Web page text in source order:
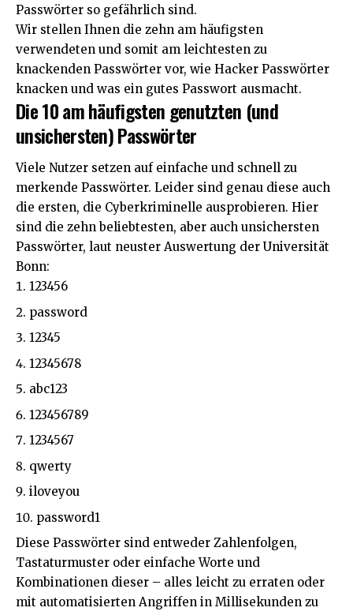
Passwörter so gefährlich sind.
Wir stellen Ihnen die zehn am häufigsten
verwendeten und somit am leichtesten zu
knackenden Passwörter vor, wie Hacker Passwörter
knacken und was ein gutes Passwort ausmacht.
Die 10 am häufigsten genutzten (und
unsichersten) Passwörter
Viele Nutzer setzen auf einfache und schnell zu
merkende Passwörter. Leider sind genau diese auch
die ersten, die Cyberkriminelle ausprobieren. Hier
sind die zehn beliebtesten, aber auch unsichersten
Passwörter, laut neuster Auswertung der Universität
Bonn:
123456
password
12345
12345678
abc123
123456789
1234567
qwerty
iloveyou
password1
Diese Passwörter sind entweder Zahlenfolgen,
Tastaturmuster oder einfache Worte und
Kombinationen dieser – alles leicht zu erraten oder
mit automatisierten Angriffen in Millisekunden zu